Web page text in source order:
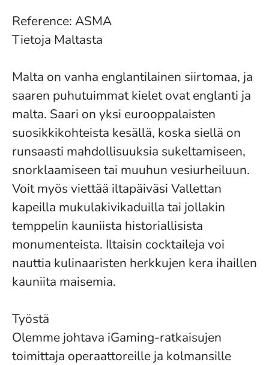
Reference: ASMA
Tietoja Maltasta
Malta on vanha englantilainen siirtomaa, ja
saaren puhutuimmat kielet ovat englanti ja
malta. Saari on yksi eurooppalaisten
suosikkikohteista kesällä, koska siellä on
runsaasti mahdollisuuksia sukeltamiseen,
snorklaamiseen tai muuhun vesiurheiluun.
Voit myös viettää iltapäiväsi Vallettan
kapeilla mukulakivikaduilla tai jollakin
temppelin kauniista historiallisista
monumenteista. Iltaisin cocktaileja voi
nauttia kulinaaristen herkkujen kera ihaillen
kauniita maisemia.
Työstä
Olemme johtava iGaming-ratkaisujen
toimittaja operaattoreille ja kolmansille